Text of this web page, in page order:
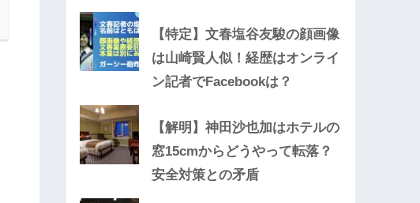
【特定】文春塩谷友駿の顔画像
は山崎賢人似！経歴はオンライ
ン記者でFacebookは？
【解明】神田沙也加はホテルの
窓15cmからどうやって転落？
安全対策との矛盾